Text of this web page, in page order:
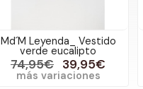
Md´M Leyenda_ Vestido
verde eucalipto
74,95€ 39,95€
más variaciones